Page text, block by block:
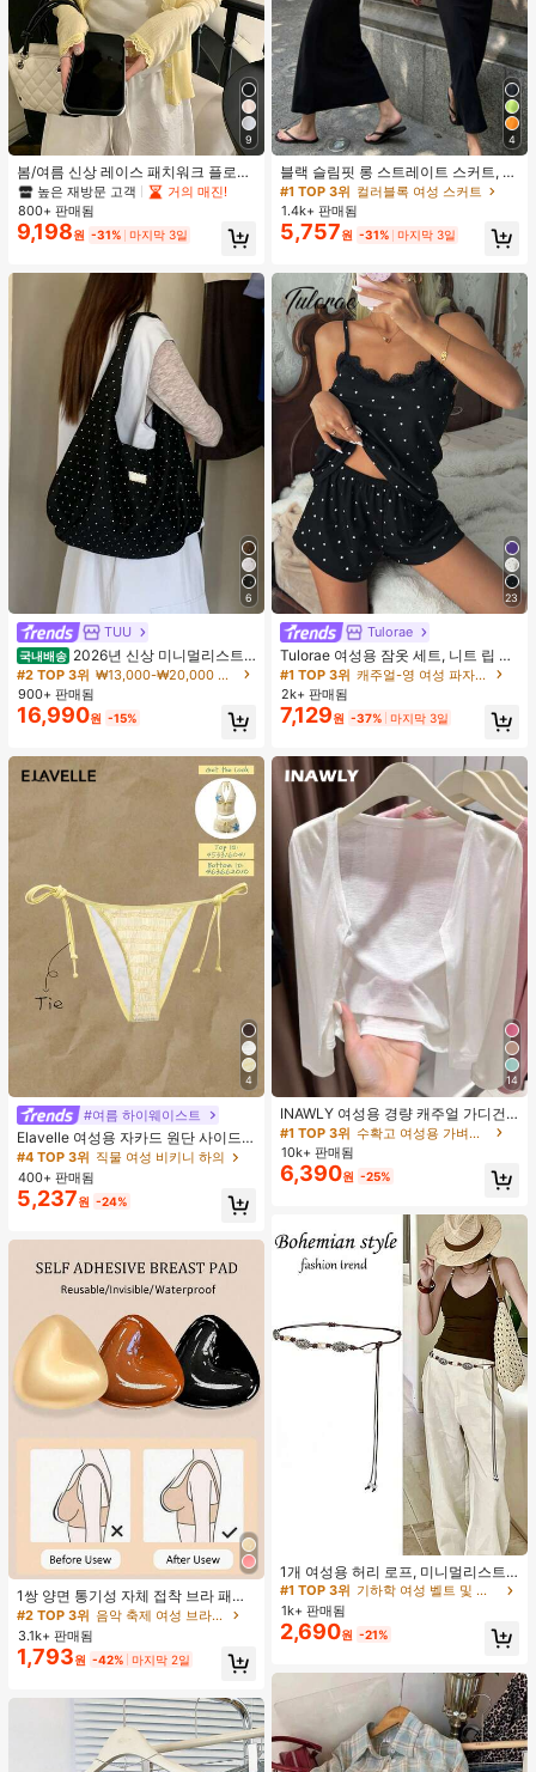
9
봄/여름 신상 레이스 패치워크 플로럴
트림 소프트 니트 가디건 경량 재킷 탑
여성용, 코티지코어 옐로우
높은 재방문 고객
거의 매진!
800+ 판매됨
9,198원 -31% 마지막 3일
6
TUU
국내배송 2026년 신상 미니멀리스트
도트 캔버스 토트백, 대용량 캐주얼 다
용도 통근 숄더 핸드백
#2 TOP 3위
₩13,000-₩20,000 여성 숄더백
900+ 판매됨
16,990원 -15%
4
#여름 하이웨이스트
Elavelle 여성용 자카드 원단 사이드
타이 비키니 하의, 봄/여름
#4 TOP 3위 직물 여성 비키니 하의
400+ 판매됨
5,237원 -24%
1쌍 양면 통기성 자체 접착 브라 패드,
두꺼워진 삼각형 푸쉬업 디자인, 재사
용 가능, 보이지 않는 비키니 브라 삽
입물, 수영에 적합
#2 TOP 3위
음악 축제 여성 브라 액세서리
거의 매진!
#2 TOP 3위
음악 축제 여성 브라 액세서리
거의 매진!
#2 TOP 3위
음악 축제 여성 브라 액세서리
거의 매진!
#2 TOP 3위
3.1k+ 판매됨
1,793원 -42% 마지막 2일
4
블랙 슬림핏 롱 스트레이트 스커트, 여
성 패션 폴리에스터 캐주얼 파티 스커
트, 다용도 및 귀여운, 일상 착용에 적
합, 여름 휴가. 해변, 음악 축제 및 여름
휴가에 완벽, 90년대
#1 TOP 3위 컬러블록 여성 스커트
1.4k+ 판매됨
5,757원 -31% 마지막 3일
23
Tulorae
Tulorae 여성용 잠옷 세트, 니트 립 원
단, 하트 프린트 대비 레이스 트림, 로
맨틱 달콤 귀여운 섹시 캐미솔 & 반바
지 베이비돌 잠옷 세트 투피스 나이트
세트 섹시 잠옷 세트 여성용 잠옷 롬퍼
투피스 잠옷 세트 여성용 잠옷 세트 도
트 잠옷 세트 잠옷 반바지 세트 투피스
잠옷 세트 여성용 여름 세트 도트 반바
지 세트 여성용 잠옷 세트 반바지 잠옷
세트 여성용 투피스 여름 라운지 세트
#1 TOP 3위
캐주얼-영 여성 파자마 세트
2k+ 판매됨
7,129원 -37% 마지막 3일
14
INAWLY 여성용 경량 캐주얼 가디건,
여름
#1 TOP 3위
수확고 여성용 가벼운 카디건
10k+ 판매됨
6,390원 -25%
1개 여성용 허리 로프, 미니멀리스트
보헤미안 패션 매듭 허리 벨트, 드레
스, 캐주얼 팬츠와 함께 일상 착용에
적합한 장식용 허리 액세서리
기하학 여성 벨트 및 벨트 액세서리
거의 매진!
#1 TOP 3위
기하학 여성 벨트 및 벨트 액세서리
거의 매진!
#1 TOP 3위
기하학 여성 벨트 및 벨트 액세서리
거의 매진!
#1 TOP 3위
1k+ 판매됨
2,690원 -21%